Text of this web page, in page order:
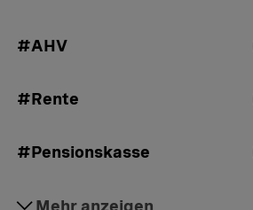
#AHV
#Rente
#Pensionskasse
Mehr anzeigen
#Ämter und Behörden